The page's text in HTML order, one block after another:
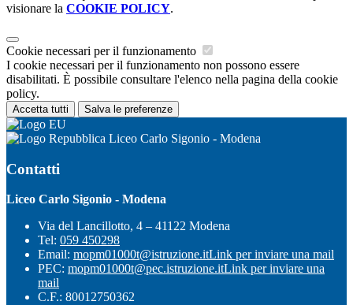
visionare la COOKIE POLICY.
Cookie necessari per il funzionamento
I cookie necessari per il funzionamento non possono essere
disabilitati. È possibile consultare l'elenco nella pagina della cookie
policy.
Accetta tutti Salva le preferenze
Liceo Carlo Sigonio - Modena
Contatti
Liceo Carlo Sigonio - Modena
Via del Lancillotto, 4 – 41122 Modena
Tel: 059 450298
Email: mopm01000t@istruzione.itLink per inviare una mail
PEC: mopm01000t@pec.istruzione.itLink per inviare una
mail
C.F.: 80012750362